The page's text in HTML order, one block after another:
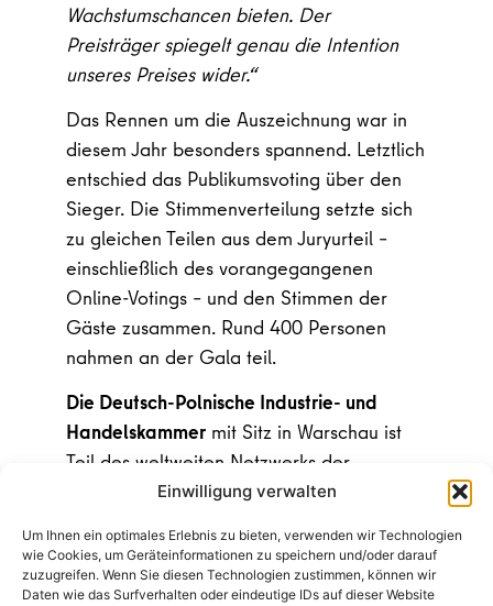
Einwilligung verwalten
Um Ihnen ein optimales Erlebnis zu bieten, verwenden wir Technologien
wie Cookies, um Geräteinformationen zu speichern und/oder darauf
zuzugreifen. Wenn Sie diesen Technologien zustimmen, können wir
Daten wie das Surfverhalten oder eindeutige IDs auf dieser Website
Wachstumschancen bieten. Der
Preisträger spiegelt genau die Intention
unseres Preises wider.“
Das Rennen um die Auszeichnung war in
diesem Jahr besonders spannend. Letztlich
entschied das Publikumsvoting über den
Sieger. Die Stimmenverteilung setzte sich
zu gleichen Teilen aus dem Juryurteil –
einschließlich des vorangegangenen
Online-Votings – und den Stimmen der
Gäste zusammen. Rund 400 Personen
nahmen an der Gala teil.
Die Deutsch-Polnische Industrie- und
Handelskammer mit Sitz in Warschau ist
Teil des weltweiten Netzwerks der
Deutschen Auslandshandelskammern. Mit
sie das größte bilaterale
Unternehmensnetzwerk in Polen und trägt